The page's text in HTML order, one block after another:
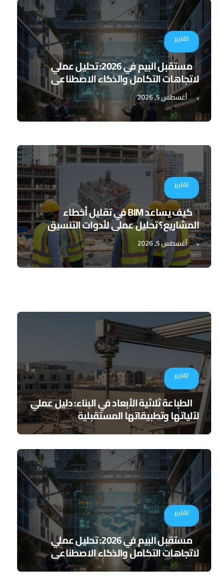
تقارير
مستقبل البيم في 2026: تحليل عملي
لاتجاهات التكامل والذكاء الاصطناعي
أغسطس 5, 2026
تقارير
كيف يساعد BIM في تقليل أخطاء
المشاريع؟ تحليل عملي لأدوات التنسيق
الرقمي
أغسطس 5, 2026
تقارير
الطباعة ثلاثية الأبعاد في البناء: دليل عملي
لآلياتها وتطبيقاتها المستقبلية
تقارير
مستقبل البيم في 2026: تحليل عملي
لاتجاهات التكامل والذكاء الاصطناعي